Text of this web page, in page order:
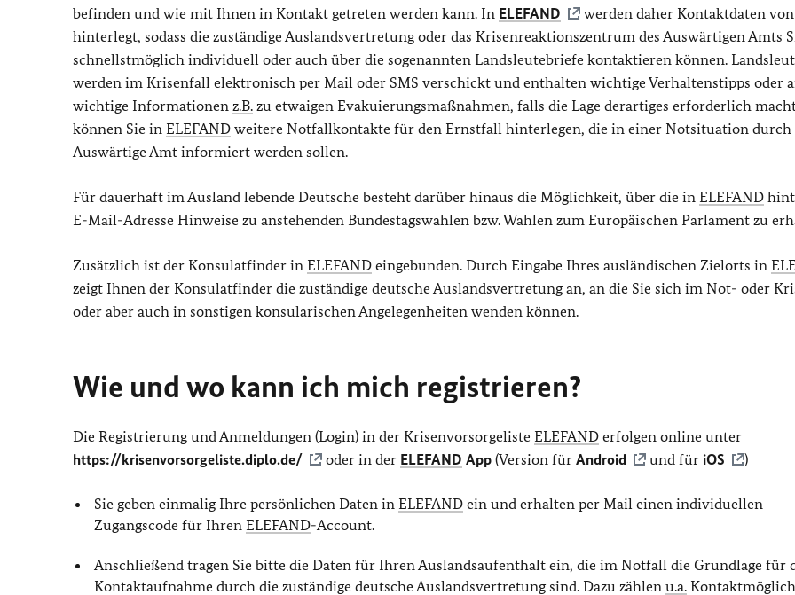
befinden und wie mit Ihnen in Kontakt getreten werden kann. In ELEFAND
werden daher Kontaktdaten
hinterlegt, sodass die zuständige Auslandsvertretung oder das Krisenreaktionszentrum des Auswärtigen Amts
schnellstmöglich individuell oder auch über die sogenannten Landsleutebriefe kontaktieren können.
werden im Krisenfall elektronisch per Mail oder SMS verschickt und enthalten wichtige Verhaltenstipps oder
wichtige Informationen z.B. zu etwaigen Evakuierungsmaßnahmen, falls die Lage derartiges erforderlich
können Sie in ELEFAND weitere Notfallkontakte für den Ernstfall hinterlegen, die in einer Notsituation durch
Auswärtige Amt informiert werden sollen.
Für dauerhaft im Ausland lebende Deutsche besteht darüber hinaus die Möglichkeit, über die in ELEFAND
E-Mail-Adresse Hinweise zu anstehenden Bundestagswahlen bzw. Wahlen zum Europäischen Parlament zu
Zusätzlich ist der Konsulatfinder in ELEFAND eingebunden. Durch Eingabe Ihres ausländischen Zielorts in
zeigt Ihnen der Konsulatfinder die zuständige deutsche Auslandsvertretung an, an die Sie sich im Not- oder
oder aber auch in sonstigen konsularischen Angelegenheiten wenden können.
Wie und wo kann ich mich registrieren?
Die Registrierung und Anmeldungen (Login) in der Krisenvorsorgeliste ELEFAND erfolgen online unter
https://krisenvorsorgeliste.diplo.de/
oder in der ELEFAND App (Version für Android und für iOS )
Sie geben einmalig Ihre persönlichen Daten in ELEFAND ein und erhalten per Mail einen individuellen
Zugangscode für Ihren ELEFAND-Account.
Anschließend tragen Sie bitte die Daten für Ihren Auslandsaufenthalt ein, die im Notfall die Grundlage für
Kontaktaufnahme durch die zuständige deutsche Auslandsvertretung sind. Dazu zählenu.a.